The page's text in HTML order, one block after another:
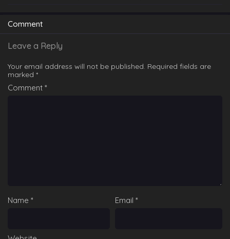
Comment
Leave a Reply
Your email address will not be published. Required fields are
marked *
Comment *
Name * Email *